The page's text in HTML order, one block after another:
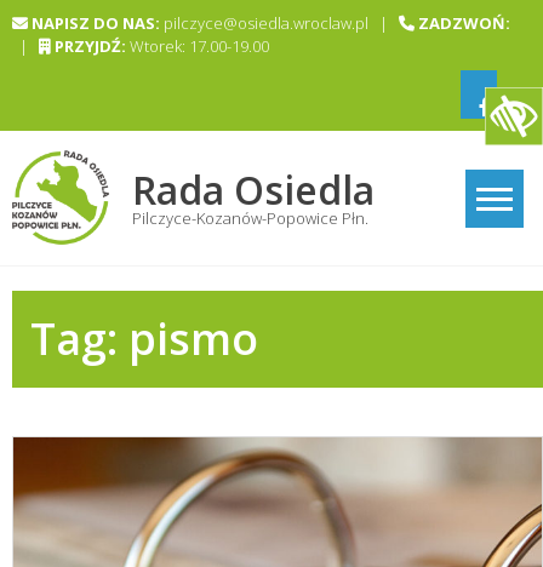
Skip NAPISZ DO NAS: pilczyce@osiedla.wroclaw.pl |
ZADZWOŃ:
|
PRZYJDŹ: Wtorek: 17.00-19.00
Rada Osiedla
Pilczyce-Kozanów-Popowice Płn.
Tag: pismo